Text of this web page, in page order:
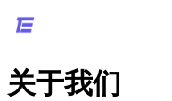
关于我们